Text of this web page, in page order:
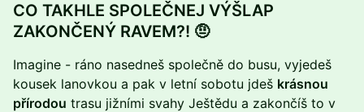
CO TAKHLE SPOLEČNEJ VÝŠLAP
ZAKONČENÝ RAVEM?! 🤨
Imagine - ráno nasedneš společně do busu, vyjedeš
kousek lanovkou a pak v letní sobotu jdeš krásnou
přírodou trasu jižními svahy Ještědu a zakončíš to v